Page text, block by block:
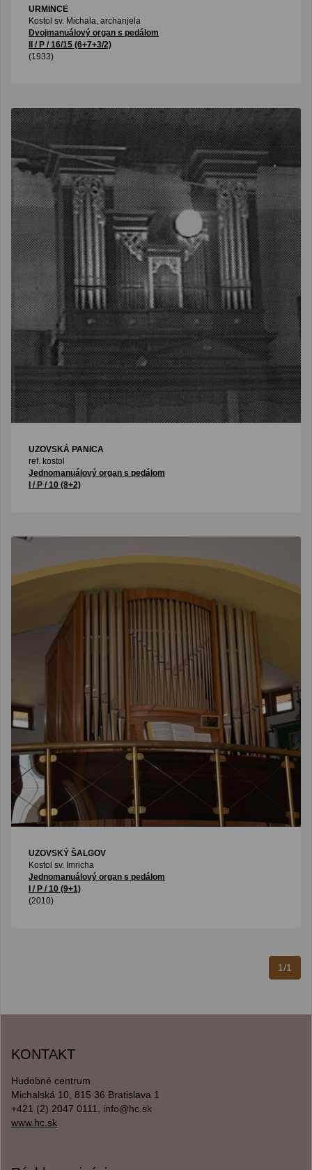
URMINCE
Kostol sv. Michala, archanjela
Dvojmanuálový organ s pedálom
II / P / 16/15 (6+7+3/2)
(1933)
UZOVSKÁ PANICA
ref. kostol
Jednomanuálový organ s pedálom
I / P / 10 (8+2)
UZOVSKÝ ŠALGOV
Kostol sv. Imricha
Jednomanuálový organ s pedálom
I / P / 10 (9+1)
(2010)
1/1
KONTAKT
Hudobné centrum
Michalská 10, 815 36 Bratislava 1
+421 (2) 2047 0111, info@hc.sk
www.hc.sk